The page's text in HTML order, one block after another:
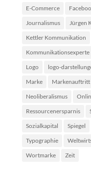
E-Commerce
Journalismus
Jürgen
Kettler Kommunikation
Kommunikationsexperte
Logo
logo-
Marke
Markenauftritt
Neoliberalismus
Ressourcenersparnis
Sozialkapital
Spiegel
Typographie
Wortmarke
Zeit